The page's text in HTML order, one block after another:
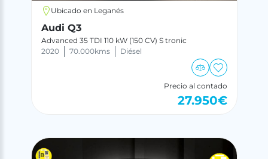
Ubicado en Leganés
Audi Q3
Advanced 35 TDI 110 kW (150 CV) S tronic
2020
70.000kms Diésel
Precio al contado
27.950€